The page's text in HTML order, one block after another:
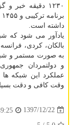
۱۲۳۰ دقیقه خبر و گزارش خبری، ۱۵۰ دقیقه
داشته است.
یادآور می شود كه
به صورت مستمر و
و دولتمردان
عملكرد این شبكه ها
وقت كافی و دقت
1397/12/22